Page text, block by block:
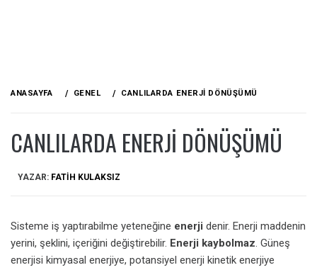
ANASAYFA GENEL CANLILARDA ENERJI DÖNÜŞÜMÜ
CANLILARDA ENERJI DÖNÜŞÜMÜ
YAZAR: FATIH KULAKSIZ
Sisteme iş yaptırabilme yeteneğine enerji denir. Enerji maddenin
yerini, şeklini, içeriğini değiştirebilir. Enerji kaybolmaz. Güneş
enerjisi kimyasal enerjiye, potansiyel enerji kinetik enerjiye